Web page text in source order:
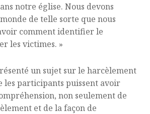
notre église. Nous devons
de telle sorte que nous
comment identifier le
les victimes. »
un sujet sur le harcèlement
les participants puissent avoir
non seulement de
et de la façon de